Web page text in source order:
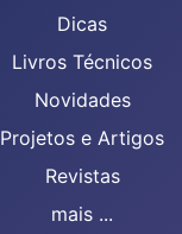
Dicas
Livros Técnicos
Novidades
Projetos e Artigos
Revistas
mais ...